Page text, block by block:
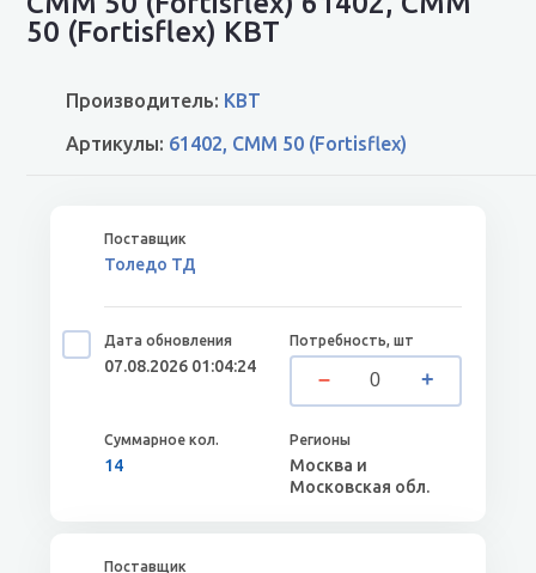
50 (Fortisflex) КВТ
Производитель: КВТ
Артикулы: 61402, СММ 50 (Fortisflex)
Толедо ТД
07.08.2026 01:04:24
14
Москва и
Московская обл.